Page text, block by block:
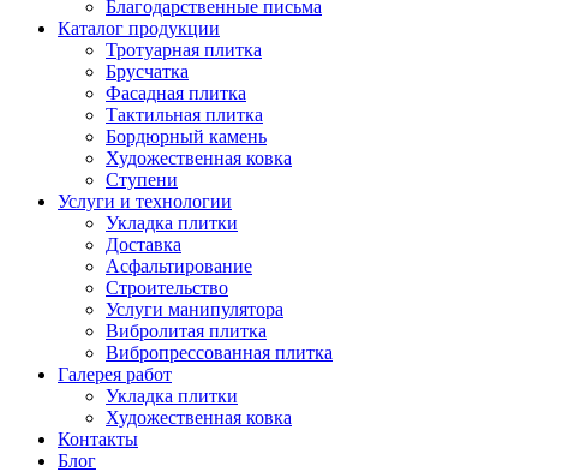
Благодарственные письма
Каталог продукции
Тротуарная плитка
Брусчатка
Фасадная плитка
Тактильная плитка
Бордюрный камень
Художественная ковка
Ступени
Услуги и технологии
Укладка плитки
Доставка
Асфальтирование
Строительство
Услуги манипулятора
Вибролитая плитка
Вибропрессованная плитка
Галерея работ
Укладка плитки
Художественная ковка
Контакты
Блог